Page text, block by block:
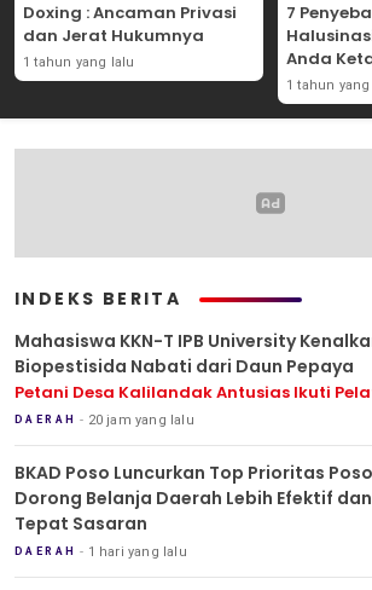
Doxing : Ancaman Privasi
dan Jerat Hukumnya
1 tahun yang lalu
7
Anda
1 tahun
INDEKS BERITA
Mahasiswa KKN-T IPB University
Biopestisida Nabati dari Daun Pepaya
Petani Desa Kalilandak Antusias Ikuti
DAERAH 20 jam yang lalu
BKAD Poso Luncurkan Top Prioritas
Dorong Belanja Daerah Lebih Efektif dan
Tepat Sasaran
DAERAH 1 hari yang lalu